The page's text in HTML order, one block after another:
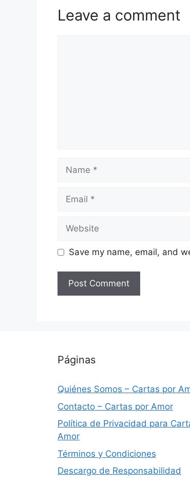
Leave a comment
Save my name, email, and
Páginas
Quiénes Somos – Cartas por
Contacto – Cartas por Amor
Política de Privacidad para
Amor
Términos y Condiciones
Descargo de Responsabilidad